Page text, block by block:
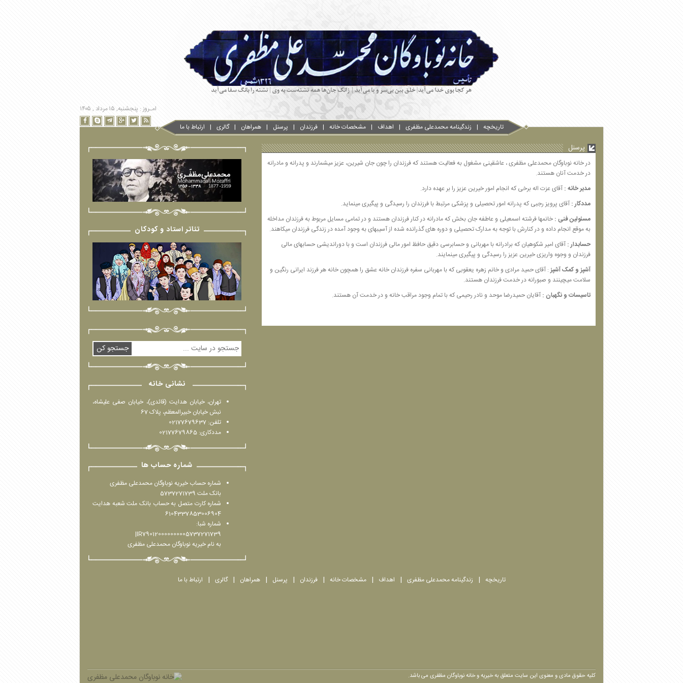
امـروز : پنجشنبه, ۱۵ مرداد , ۱۴۰۵
تاریخچه
زندگینامه محمدعلی مظفری اهداف مشخصات خانه فرزندان پرسنل همراهان گالری ارتباط با ما
پرسنل
در خانه نوباوگان محمدعلی مظفری ، عاشقینی مشغول به فعالیت هستند که فرزندان را چون جان شیرین، عزیز میشمارند و پدرانه و مادرانه
در خدمت آنان هستند.
مدیر خانه : آقای عزت اله برخی که انجام امور خیرین عزیز را بر عهده دارد.
مددکار : آقای پرویز رجبی که پدرانه امور تحصیلی و پزشکی مرتبط با فرزندان را رسیدگی و پیگیری مینماید.
مسئولین فنی : خانمها فرشته اسمعیلی و عاطفه جان بخش که مادرانه در کنار فرزندان هستند و در تمامی مسایل مربوط به فرزندان مداخله
به موقع انجام داده و در کنارش با توجه به مدارک تحصیلی و دوره های گذرانده شده از آسیبهای به وجود آمده در زندگی فرزندان میکاهند.
حسابدار : آقای امیر شکوهیان که برادرانه با مهربانی و حسابرسی دقیق حافظ امور مالی فرزندان است و با دوراندیشی حسابهای مالی
فرزندان و وجوه واریزی خیرین عزیز را رسیدگی و پیگیری مینمایند.
آشپز و کمک آشپز: آقای حمید مرادی و خانم زهره یعقوبی که با مهربانی سفره فرزندان خانه عشق را همچون خانه هر فرزند ایرانی رنگین و
سلامت میچینند و صبورانه در خدمت فرزندان هستند.
تاسیسات و نگهبان : آقایان حمیدرضا موحد و نادر رحیمی که با تمام وجود مراقب خانه و در خدمت آن هستند.
تئاتر استاد و کودکان
جستجو کن
نشانی خانه
تهران، خیابان هدایت (قائدی)، خیابان صفی علیشاه،
نبش خیابان خبیرالمعظم، پلاک 67
تلفن: 02177679637
مددکاری: 02177679865
شماره حساب ها
شماره حساب خیریه نوباوگان محمدعلی مظفری
بانک ملت 5737271739
شماره کارت متصل به حساب بانک ملت شعبه هدایت
6104337853006904
شماره شبا:
IR790120000000005737271739|
به نام خیریه نوباوگان محمدعلی مظفری
تاریخچه زندگینامه محمدعلی مظفری اهداف مشخصات خانه فرزندان پرسنل همراهان گالری ارتباط با ما
کلیه حقوق مادی و معنوی این سایت متعلق به خیریه و خانه نوباوگان مظفری می باشد.